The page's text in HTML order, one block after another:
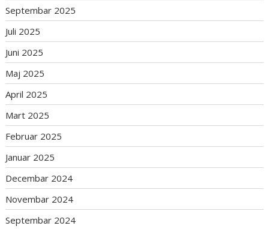
Septembar 2025
Juli 2025
Juni 2025
Maj 2025
April 2025
Mart 2025
Februar 2025
Januar 2025
Decembar 2024
Novembar 2024
Septembar 2024